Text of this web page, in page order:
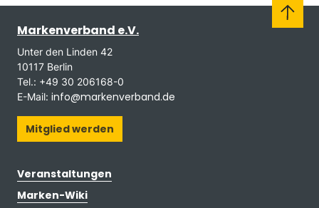
Markenverband e.V.
Unter den Linden 42
10117 Berlin
Tel.: +49 30 206168-0
E-Mail: info@markenverband.de
Mitglied werden
Veranstaltungen
Marken-Wiki